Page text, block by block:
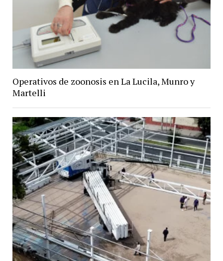
Operativos de zoonosis en La Lucila, Munro y
Martelli